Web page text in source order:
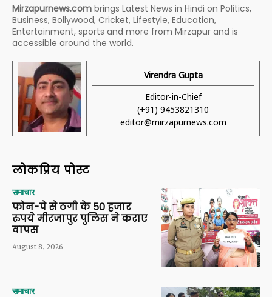
Mirzapurnews.com brings Latest News in Hindi on Politics,
Business, Bollywood, Cricket, Lifestyle, Education,
Entertainment, sports and more from Mirzapur and is
accessible around the world.
Virendra Gupta
Editor-in-Chief
(+91) 9453821310
editor@mirzapurnews.com
लोकप्रिय पोस्ट
समाचार
फोन-पे से ठगी के 50 हजार
रुपये मीरजापुर पुलिस ने कराए
वापस
August 8, 2026
समाचार